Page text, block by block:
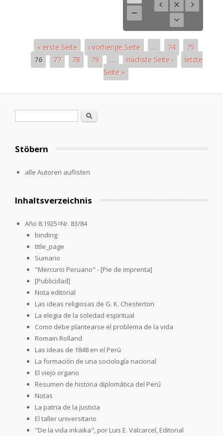
« erste Seite ‹ vorherige Seite … 74
75
76
77 78 79 … nächste Seite ›
letzte
Seite »
Search
Stöbern
alle Autoren auflisten
Inhaltsverzeichnis
Año 8.1925=Nr. 83/84
binding
title_page
Sumario
"Mercurio Peruano" - [Pie de imprenta]
[Publicidad]
Nota editorial
Las ideas religiosas de G. K. Chesterton
La elegia de la soledad espiritual
Como debe plantearse el problema de la vida
Romain Rolland
Las ideas de 1848 en el Perú
La formación de una sociología nacional
El viejo organo
Resumen de historia diplomática del Perú
Notas
La patria de la justicia
El taller universitario
"De la vida inkaika", por Luis E. Valcarcel, Editorial